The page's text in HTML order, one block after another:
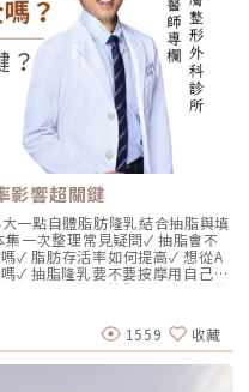
型下垂」。傳統玻尿酸屬於「填
），如果過度施打，容易造成
的誕生，是為了從細胞底層進
的彈性。二、 Profhilo 逆時針
逆時針來自瑞士著名的 IBSA 製
「純淨度」與「穩定性」。
地，在於其革命性的
純淨」突破：無化學交聯劑一
化學交聯劑（如 BDDE）。雖然
或追求極致天然的客戶來說，仍
過精確的加熱與降溫製程，讓
，完全不含 BDDE。這意味著它
體組織完美融合。2. 高低分子玻
上極高濃度的玻尿酸
酸（H-HA）：提供穩定的物理
酸（L-HA）：作為傳遞信號的
導膠原蛋白與彈力蛋白新生。這
進入皮膚後，能像液態電波一
細胞與 5 種蛋白：解開「液態
客戶解釋，Profhilo 就像是為
補水，而是啟動了「3+5 逆齡機
影響超關鍵
一點自體脂肪隆乳結合抽脂與填
一次整理常見疑問✓ 抽脂會不
✓ 脂肪存活率如何提高✓ 想從A
✓ 抽脂隆乳要不要按摩用自己的
有效將給妳完整觀念與安心評估
脂肪隆乳v.s.#假體隆乳 想要哪
不同的抽脂方式 #脂肪存活率
題 ？4:09 關於手術安全性 #矽
體脂肪豐胸解析！ EP20• 男生
EP24• 抽就對了？抽脂局部雕
1559 收藏